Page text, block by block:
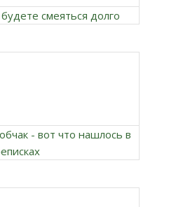
смеяться долго
- вот что нашлось в